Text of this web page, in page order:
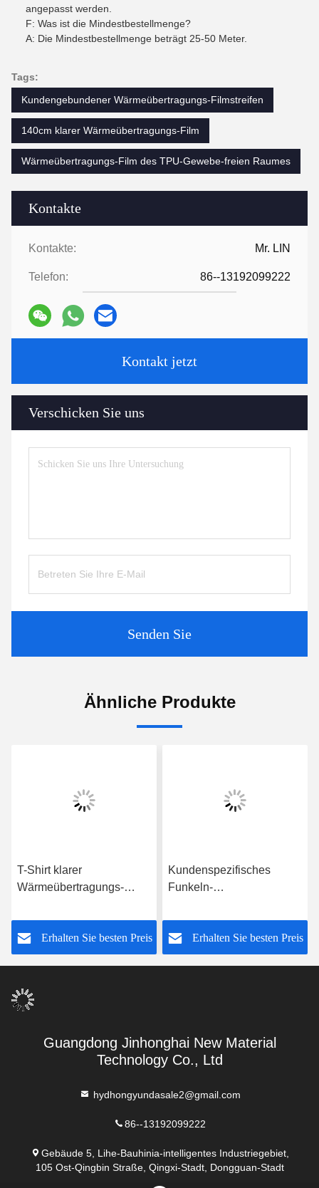
Kontakte
Kontakte: Mr. LIN
Telefon: 86--13192099222
Kontakt jetzt
Verschicken Sie uns
Senden Sie
angepasst werden.
F: Was ist die Mindestbestellmenge?
A: Die Mindestbestellmenge beträgt 25-50 Meter.
Tags:
Kundengebundener Wärmeübertragungs-Filmstreifen
140cm klarer Wärmeübertragungs-Film
Wärmeübertragungs-Film des TPU-Gewebe-freien Raumes
Ähnliche Produkte
T-Shirt klarer
Wärmeübertragungs-
freundlicher Vinylfilm
Erhalten Sie besten Preis
Kundenspezifisches
Funkeln-
bedeckt für Textilgewebe
Erhalten Sie besten Preis
Guangdong Jinhonghai New Material
Technology Co., Ltd
hydhongyundasale2@gmail.com
86--13192099222
Gebäude 5, Lihe-Bauhinia-intelligentes Industriegebiet,
105 Ost-Qingbin Straße, Qingxi-Stadt, Dongguan-Stadt